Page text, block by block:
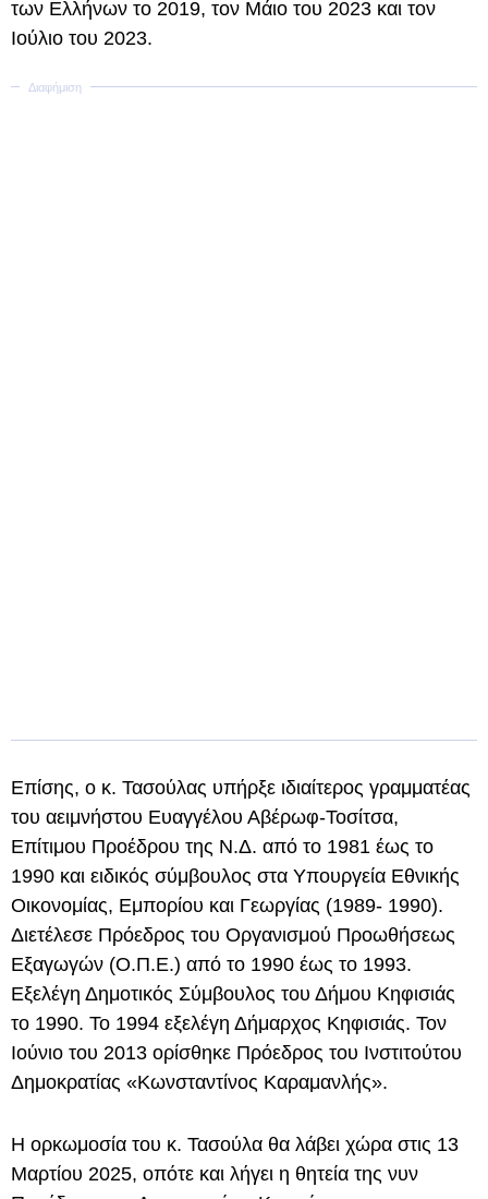
των Ελλήνων το 2019, τον Μάιο του 2023 και τον
Ιούλιο του 2023.
Επίσης, ο κ. Τασούλας υπήρξε ιδιαίτερος γραμματέας
του αειμνήστου Ευαγγέλου Αβέρωφ-Τοσίτσα,
Επίτιμου Προέδρου της Ν.Δ. από το 1981 έως το
1990 και ειδικός σύμβουλος στα Υπουργεία Εθνικής
Οικονομίας, Εμπορίου και Γεωργίας (1989- 1990).
Διετέλεσε Πρόεδρος του Οργανισμού Προωθήσεως
Εξαγωγών (Ο.Π.Ε.) από το 1990 έως το 1993.
Εξελέγη Δημοτικός Σύμβουλος του Δήμου Κηφισιάς
το 1990. Το 1994 εξελέγη Δήμαρχος Κηφισιάς. Τον
Ιούνιο του 2013 ορίσθηκε Πρόεδρος του Ινστιτούτου
Δημοκρατίας «Κωνσταντίνος Καραμανλής».
Η ορκωμοσία του κ. Τασούλα θα λάβει χώρα στις 13
Μαρτίου 2025, οπότε και λήγει η θητεία της νυν